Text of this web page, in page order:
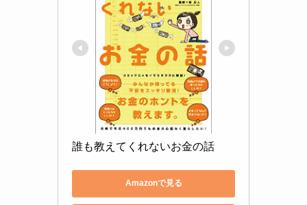
誰も教えてくれないお金の話
Amazonで見る